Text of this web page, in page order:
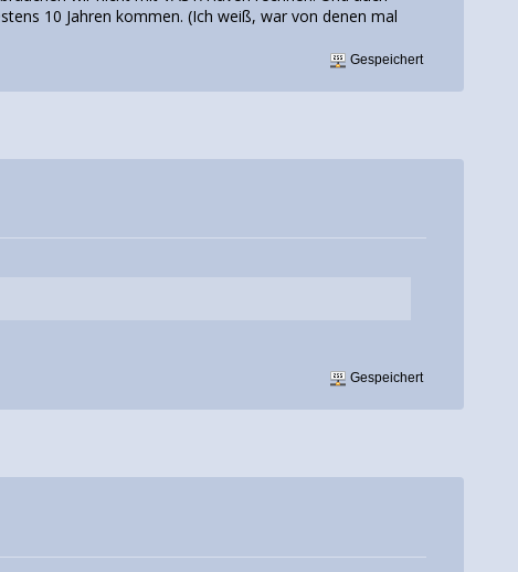
10 Jahren kommen. (Ich weiß, war von denen mal
Gespeichert
Gespeichert